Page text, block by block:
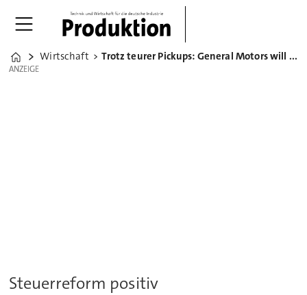
Home
Wirtschaft Trotz teurer Pickups: General Motors will Gewinn halten
ANZEIGE
ANZEIGE
Steuerreform positiv